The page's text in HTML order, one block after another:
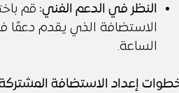
النظر في الدعم الفني: قم
الاستضافة الذي يقدم دعمًا
الساعة.
إعداد الاستضافة